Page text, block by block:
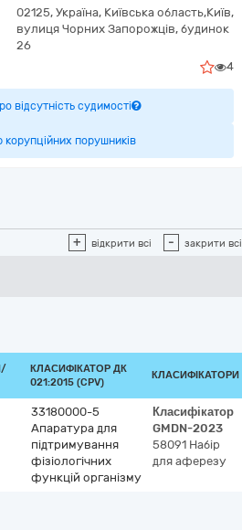
02125, Україна, Київська область,Київ,
вулиця Чорних Запорожців, будинок
26
4
відсутність судимості
корупційних порушників
+ відкрити всі - закрити всі
КЛАСИФІКАТОР ДК
021:2015 (CPV)
КЛАСИФІКАТОРИ
33180000-5
Апаратура для
підтримування
фізіологічних
функцій організму
Класифікатор
GMDN-2023
58091 Набір
для аферезу